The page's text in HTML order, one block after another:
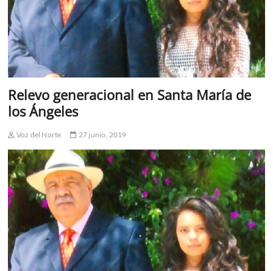
Relevo generacional en Santa María de
los Ángeles
Voz del Norte 27 junio, 2019